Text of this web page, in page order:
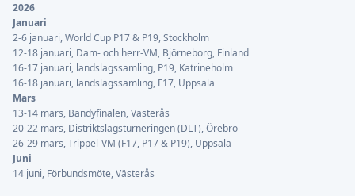
2026
Januari
2-6 januari, World Cup P17 & P19, Stockholm
12-18 januari, Dam- och herr-VM, Björneborg, Finland
16-17 januari, landslagssamling, P19, Katrineholm
16-18 januari, landslagssamling, F17, Uppsala
Mars
13-14 mars, Bandyfinalen, Västerås
20-22 mars, Distriktslagsturneringen (DLT), Örebro
26-29 mars, Trippel-VM (F17, P17 & P19), Uppsala
Juni
14 juni, Förbundsmöte, Västerås